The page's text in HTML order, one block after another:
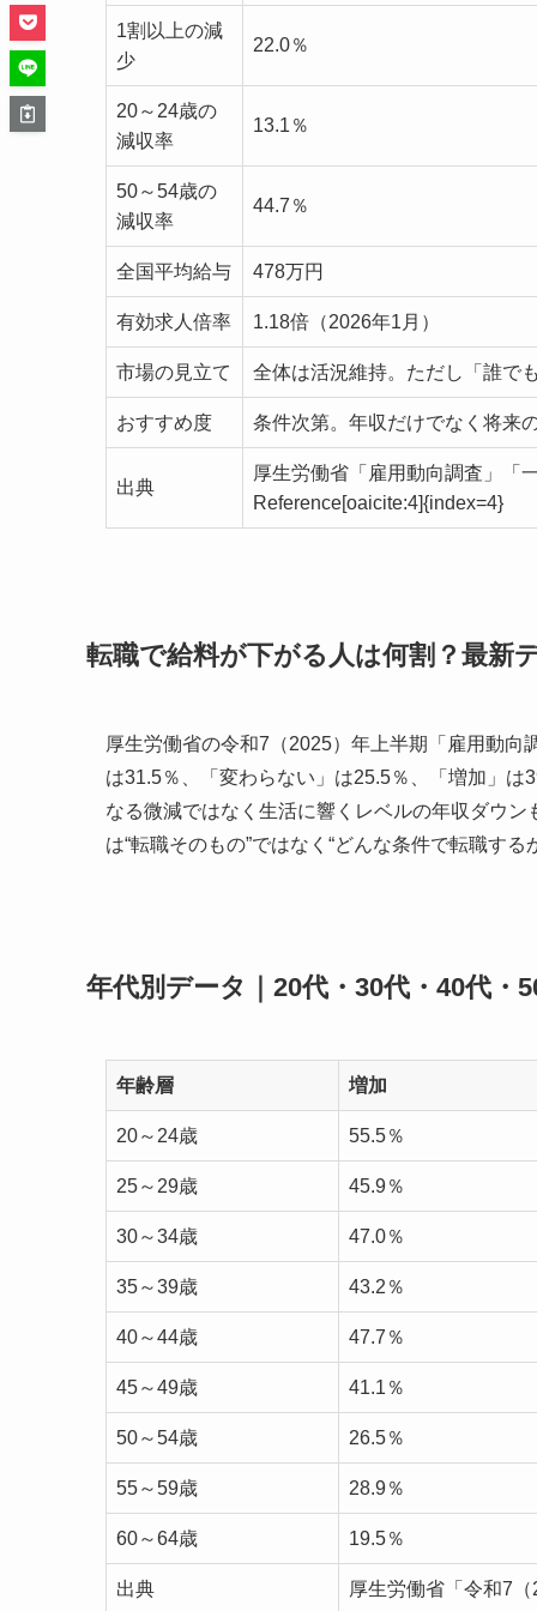
1割以上の減
少
22.0％
20～24歳の
減収率
13.1％
50～54歳の
減収率
44.7％
全国平均給与 478万円
有効求人倍率 1.18倍（2026年1月）
市場の見立て 全体は活況維持。ただし「誰で
おすすめ度 条件次第。年収だけでなく将来
出典
厚生労働省「雇用動向調査」「
Reference[oaicite:4]{index=4}
転職で給料が下がる人は何割？最新
厚生労働省の令和7（2025）年上半期「雇用動
は31.5％、「変わらない」は25.5％、「増加」
なる微減ではなく生活に響くレベルの年収ダウ
は“転職そのもの”ではなく“どんな条件で転職す
年代別データ｜20代・30代・40代・
年齢層 増加
20～24歳 55.5％
25～29歳 45.9％
30～34歳 47.0％
35～39歳 43.2％
40～44歳 47.7％
45～49歳 41.1％
50～54歳 26.5％
55～59歳 28.9％
60～64歳 19.5％
出典 厚生労働省「令和7